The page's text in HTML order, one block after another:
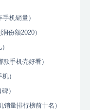
机销量）
份额2020）
手机壳好看）
）
）
量排行榜前十名）